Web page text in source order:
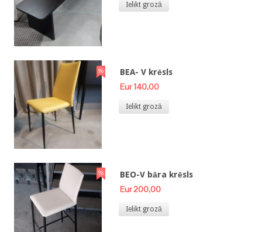
Ielikt grozā
BEA- V krēsls
Eur 140,00
Ielikt grozā
BEO-V bāra krēsls
Eur 200,00
Ielikt grozā